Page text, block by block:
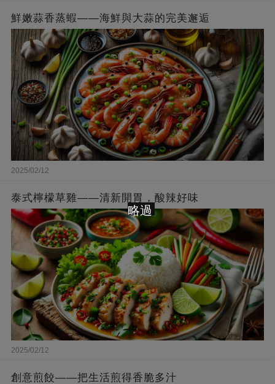
鮮嫩蒜香蒸蝦——海鮮與大蒜的完美邂逅
2025/02/12
泰式檸檬草雞——清新開胃，酸辣好味
2025/02/12
創意煎餃——把生活煎得香脆多汁
略過